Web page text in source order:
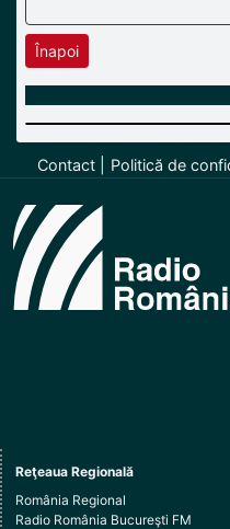
Înapoi
Contact Politică de
Reţeaua Regională
România Regional
Radio România Bucureşti FM